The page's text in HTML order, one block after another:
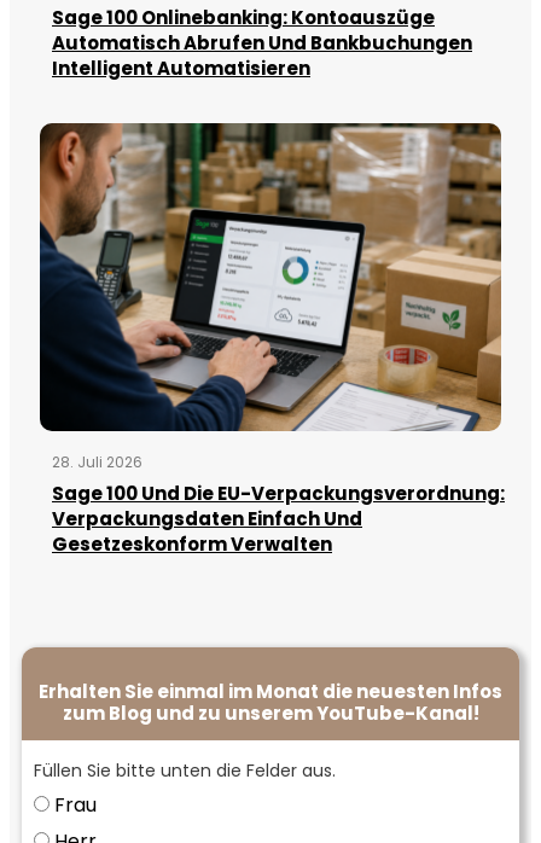
Sage 100 Onlinebanking: Kontoauszüge
Automatisch Abrufen Und Bankbuchungen
Intelligent Automatisieren
28. Juli 2026
Sage 100 Und Die EU-Verpackungsverordnung:
Verpackungsdaten Einfach Und
Gesetzeskonform Verwalten
Erhalten Sie einmal im Monat die neuesten Infos
zum Blog und zu unserem YouTube-Kanal!
Füllen Sie bitte unten die Felder aus.
Frau